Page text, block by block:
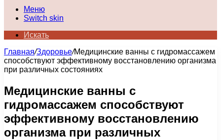
Меню
Switch skin
Искать
Главная/Здоровье/Медицинские ванны с гидромассажем
способствуют эффективному восстановлению организма
при различных состояниях
Медицинские ванны с
гидромассажем способствуют
эффективному восстановлению
организма при различных